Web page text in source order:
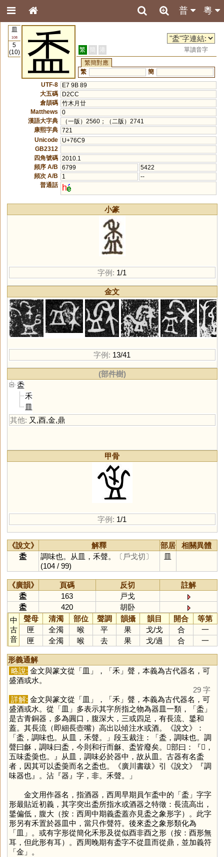
粵
普
皿
108
5
(10)
盉 繁 簡 港
單讀音字
繁簡對應
繁
簡
UTF-8
E7 9B 89
大五碼
D2CC
倉頡碼 竹木月廿
Matthews
0
漢語大字典
（一版）2560；（二版）2741
康熙字典 721
Unicode
U+76C9
GB2312
四角號碼 2010.1
頻序 A/B
6799
5422
頻次 A/B
1
--
普通話
h
小篆
字例: 1/1
金文
字例: 13/41
(部件樹)
盉
禾
皿
其他: 又 ,酉,金,鼎
甲骨
字例: 1/1
《說文》 解釋 部居
相關異體
盉
調味也。从皿，禾聲。
〔戶戈切〕
(104 / 99)
皿
《廣韻》 頁碼 反切
註解
盉
163
戸戈
盉
420
胡卧
中
古
音
聲母 清濁 部位 聲調 韻攝 韻目 開合
等第
匣
全濁 喉 平 果 戈/戈 合
一
匣
全濁 喉 去 果 戈/過 合 一
形義通解
略說: 金文與篆文從「皿 」，「禾」聲，本義為古代器名，可
盛酒或水。
29 字
詳解: 金文與篆文從「皿 」，「禾」聲，本義為古代器名，可
盛酒或水。從「皿 」多表示其字所指之物為器皿一類，「盉」
是古青銅器，多為圓口，腹深大，三或四足，有長流、鋬和
蓋。其長流（即細長壺嘴）高出以傾注水或酒。《說文》：
「盉，調味也。从皿，禾聲。」段玉裁注：「盉，調味也。調
聲曰龢，調味曰盉，今則和行而龢、盉皆廢矣。𩰲部曰：『𩱧，
五味盉羮也。』从皿，調味必於器中，故从皿。古器有名盉
者，因其可以盉羮而名之盉也。《廣川書跋》引《說文》『調
味器也』。沾『器』字，非。禾聲。」
金文用作器名，指酒器，西周早期員乍盉中的「盉」字字
形最貼近初義，其字突出盉所指水或酒器之特徵：長流高出，
鋬偏低，腹大（按：西周中期義盉蓋亦見盉之象形字）。此字
形另有禾置於器皿中，當只作聲符。後來盉之象形類化為
「皿 」。或有字形從簡化禾形及從似酉非酉之形（按：酉形無
耳，但此形有耳）。西周晚期有盉字不從皿而從鼎，並加義符
「金 」。